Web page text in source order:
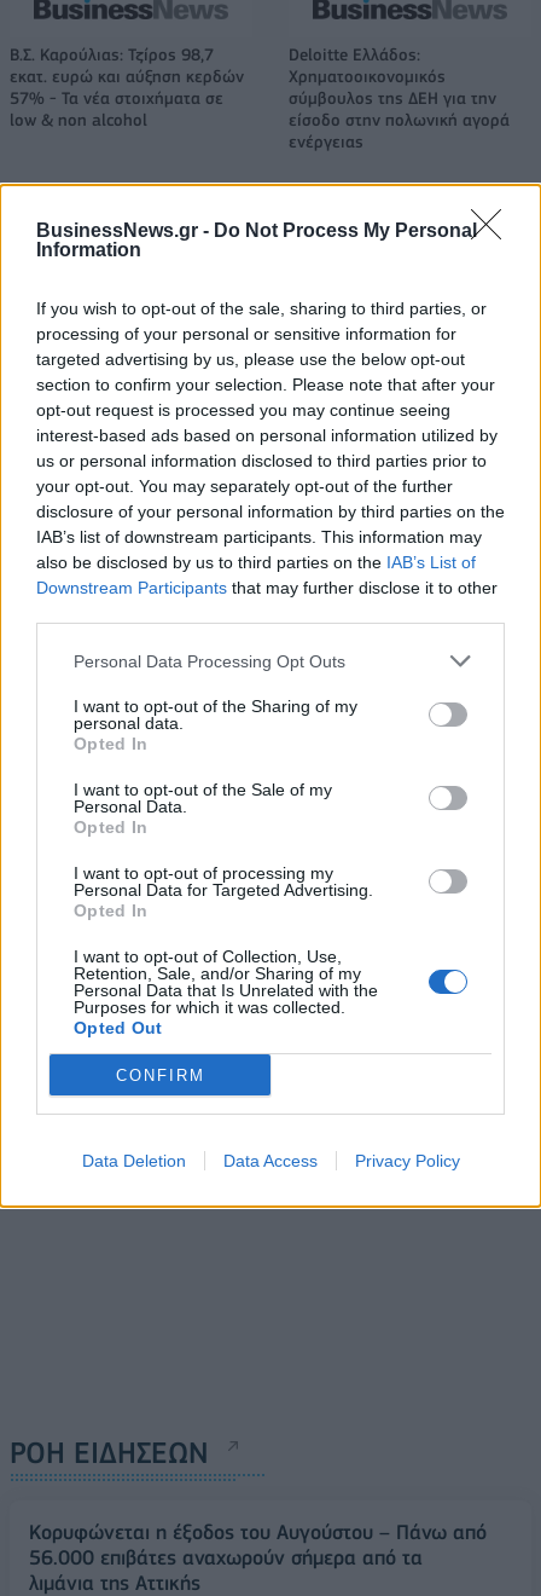
BusinessNews.gr - Do Not Process My Personal
Information
If you wish to opt-out of the sale, sharing to third parties, or
processing of your personal or sensitive information for
targeted advertising by us, please use the below opt-out
section to confirm your selection. Please note that after your
opt-out request is processed you may continue seeing
interest-based ads based on personal information utilized by
us or personal information disclosed to third parties prior to
your opt-out. You may separately opt-out of the further
disclosure of your personal information by third parties on the
IAB’s list of downstream participants. This information may
also be disclosed by us to third parties on the IAB’s List of
Downstream Participants that may further disclose it to other
Personal Data Processing Opt Outs
I want to opt-out of the Sharing of my
personal data.
Opted In
I want to opt-out of the Sale of my
Personal Data.
Opted In
I want to opt-out of processing my
Personal Data for Targeted Advertising.
Opted In
I want to opt-out of Collection, Use,
Retention, Sale, and/or Sharing of my
Personal Data that Is Unrelated with the
Purposes for which it was collected.
Opted Out
CONFIRM
Data Deletion Data Access Privacy Policy
Β.Σ. Καρούλιας: Τζίρος 98,7
εκατ. ευρώ και αύξηση κερδών
57% - Τα νέα στοιχήματα σε
low & non alcohol
Deloitte Ελλάδος:
Χρηματοοικονομικός
σύμβουλος της ΔΕΗ για την
είσοδο στην πολωνική αγορά
ενέργειας
Η Chery επενδύει 75 εκατ. δολάρια στην KG Mobility
Το FIAT 500 Hybrid τώρα από
18.990 ευρώ
Ατρόμητος και Novibet
συνεχίζουν μαζί: Ανανέωση της
συνεργασίας τους μέχρι το
2028
18η συνεχόμενη χρονιά για τον ΟΤΕ στη διεθνή σειρά δεικτών
FTSE4Good
Alpha Bank: Για πρώτη φορά το Αρχαίο Θέατρο Επιδαύρου άνοιξε τις
πύλες του σε όλους
Κυρ. Μητσοτάκης: Πιο
ισχυρό από ποτέ το
Κράτος Δικαίου στην
Ελλάδα
20/02/2024 - 12:33
Κασσελάκης: "Αγρότες και
καταναλωτές αγκομαχούν"
ΡΟΗ ΕΙΔΗΣΕΩΝ
Κορυφώνεται η έξοδος του Αυγούστου – Πάνω από
56.000 επιβάτες αναχωρούν σήμερα από τα
λιμάνια της Αττικής